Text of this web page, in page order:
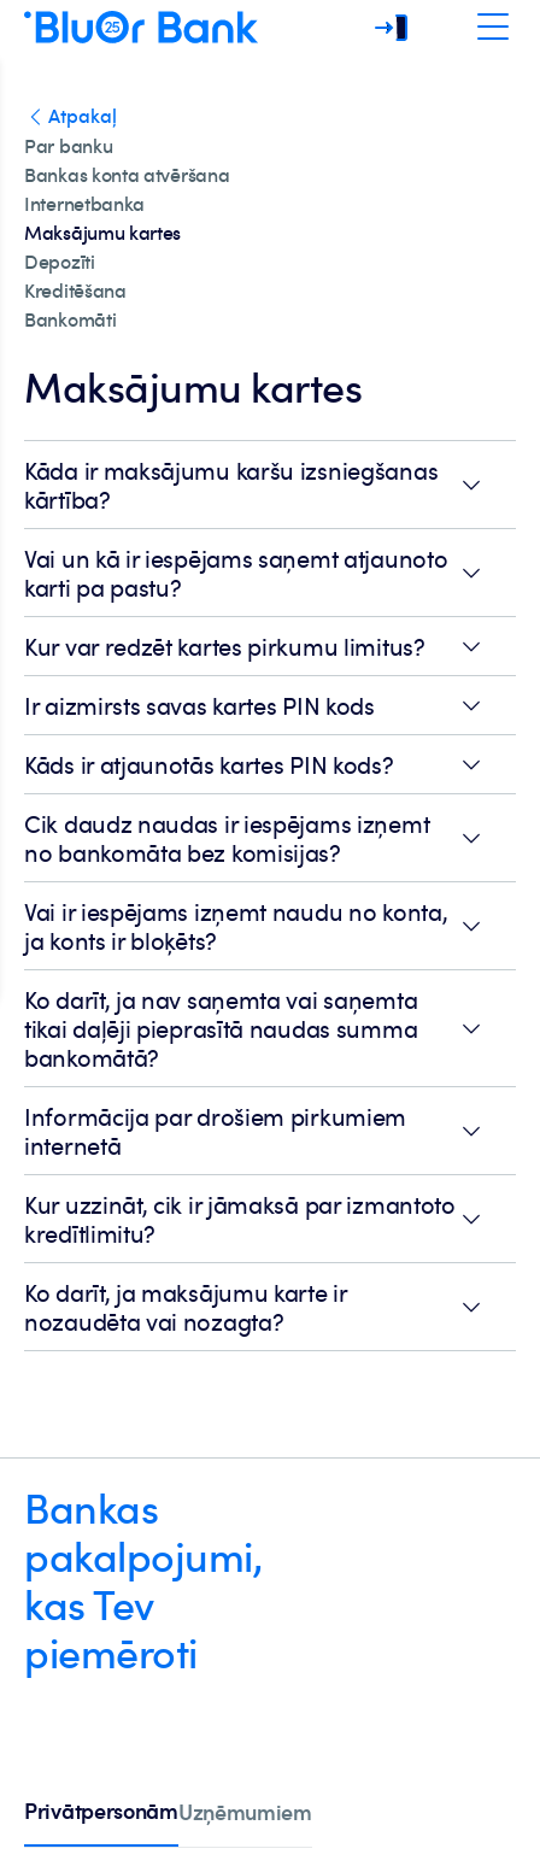
Atpakaļ
Par banku
Bankas konta atvēršana
Internetbanka
Maksājumu kartes
Depozīti
Kreditēšana
Bankomāti
Maksājumu kartes
Kāda ir maksājumu karšu izsniegšanas
kārtība?
Vai un kā ir iespējams saņemt atjaunoto
karti pa pastu?
Kur var redzēt kartes pirkumu limitus?
Ir aizmirsts savas kartes PIN kods
Kāds ir atjaunotās kartes PIN kods?
Cik daudz naudas ir iespējams izņemt
no bankomāta bez komisijas?
Vai ir iespējams izņemt naudu no konta,
ja konts ir bloķēts?
Ko darīt, ja nav saņemta vai saņemta
tikai daļēji pieprasītā naudas summa
bankomātā?
Informācija par drošiem pirkumiem
internetā
Kur uzzināt, cik ir jāmaksā par izmantoto
kredītlimitu?
Ko darīt, ja maksājumu karte ir
nozaudēta vai nozagta?
Bankas
pakalpojumi,
kas Tev
piemēroti
PrivātpersonāmUzņēmumiem